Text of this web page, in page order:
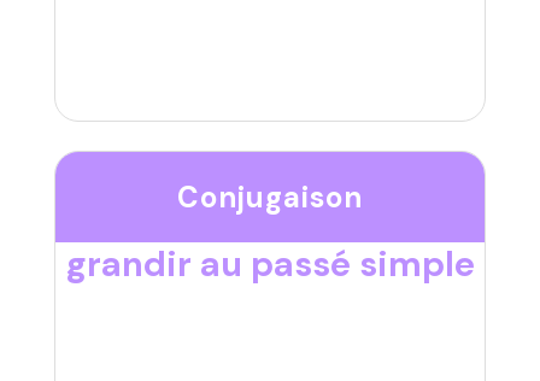
Conjugaison
grandir au passé simple